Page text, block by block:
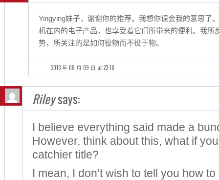
Yingying妹子，谢谢你的推荐。我想你误会我的意思了
机在内的电子产品，也享受着它们所带来的便利。我所
势，所关注的是如何役物而不役于物。
2013 年 08 月 09 日 at 22:18
Rileysays:
I believe everything said made a
However, think about this, what if
catchier title?
I mean, I don’t wish to tell you how